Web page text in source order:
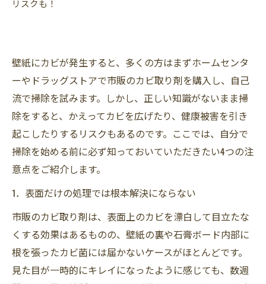
リスクも！
壁紙にカビが発生すると、多くの方はまずホームセンタ
ーやドラッグストアで市販のカビ取り剤を購入し、自己
流で掃除を試みます。しかし、正しい知識がないまま掃
除をすると、かえってカビを広げたり、健康被害を引き
起こしたりするリスクもあるのです。ここでは、自分で
掃除を始める前に必ず知っておいていただきたい4つの注
意点をご紹介します。
1．表面だけの処理では根本解決にならない
市販のカビ取り剤は、表面上のカビを漂白して目立たな
くする効果はあるものの、壁紙の裏や石膏ボード内部に
根を張ったカビ菌には届かないケースがほとんどです。
見た目が一時的にキレイになったように感じても、数週